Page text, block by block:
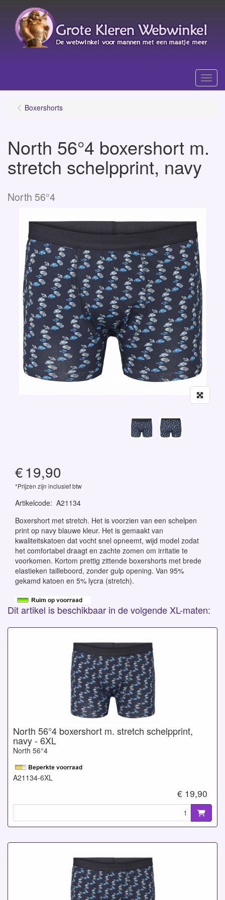
Menu
Boxershorts
North 56°4 boxershort m.
stretch schelpprint, navy
North 56°4
€19,90
*Prijzen zijn inclusief btw
Artikelcode: A21134
Boxershort met stretch. Het is voorzien van een schelpen
print op navy blauwe kleur. Het is gemaakt van
kwaliteitskatoen dat vocht snel opneemt, wijd model zodat
het comfortabel draagt en zachte zomen om irritatie te
voorkomen. Kortom prettig zittende boxershorts met brede
elastieken tailleboord, zonder gulp opening. Van 95%
gekamd katoen en 5% lycra (stretch).
Dit artikel is beschikbaar in de volgende XL-maten:
North 56°4 boxershort m. stretch schelpprint,
navy - 6XL
North 56°4
A21134-6XL
€ 19,90